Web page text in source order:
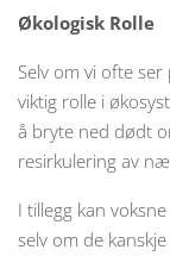
Økologisk Rolle
Selv om vi ofte
viktig rolle i
å bryte ned dødt
resirkulering av
I tillegg kan
selv om de